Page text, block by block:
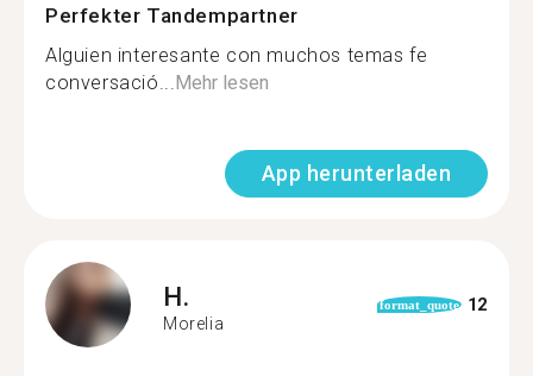
Perfekter Tandempartner
Alguien interesante con muchos temas fe
conversació...Mehr lesen
App herunterladen
H.
Morelia
format_quote 12